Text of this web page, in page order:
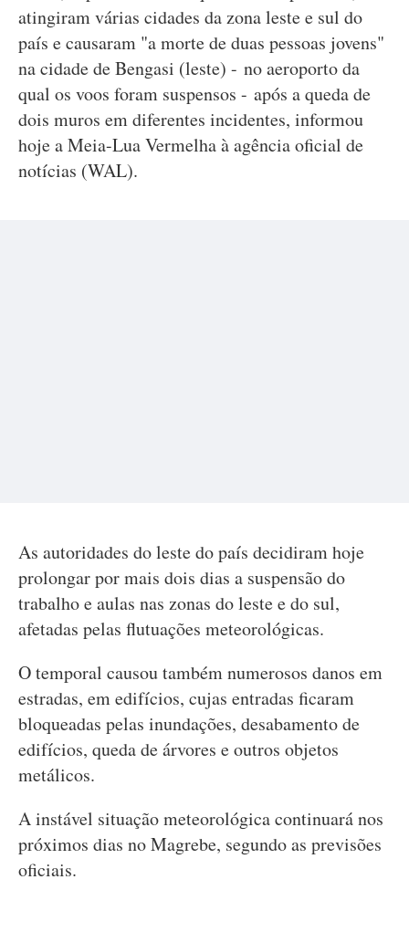
atingiram várias cidades da zona leste e sul do
país e causaram "a morte de duas pessoas jovens"
na cidade de Bengasi (leste) - no aeroporto da
qual os voos foram suspensos - após a queda de
dois muros em diferentes incidentes, informou
hoje a Meia-Lua Vermelha à agência oficial de
notícias (WAL).
As autoridades do leste do país decidiram hoje
prolongar por mais dois dias a suspensão do
trabalho e aulas nas zonas do leste e do sul,
afetadas pelas flutuações meteorológicas.
O temporal causou também numerosos danos em
estradas, em edifícios, cujas entradas ficaram
bloqueadas pelas inundações, desabamento de
edifícios, queda de árvores e outros objetos
metálicos.
A instável situação meteorológica continuará nos
próximos dias no Magrebe, segundo as previsões
oficiais.